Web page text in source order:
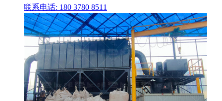
联系电话: 180 3780 8511